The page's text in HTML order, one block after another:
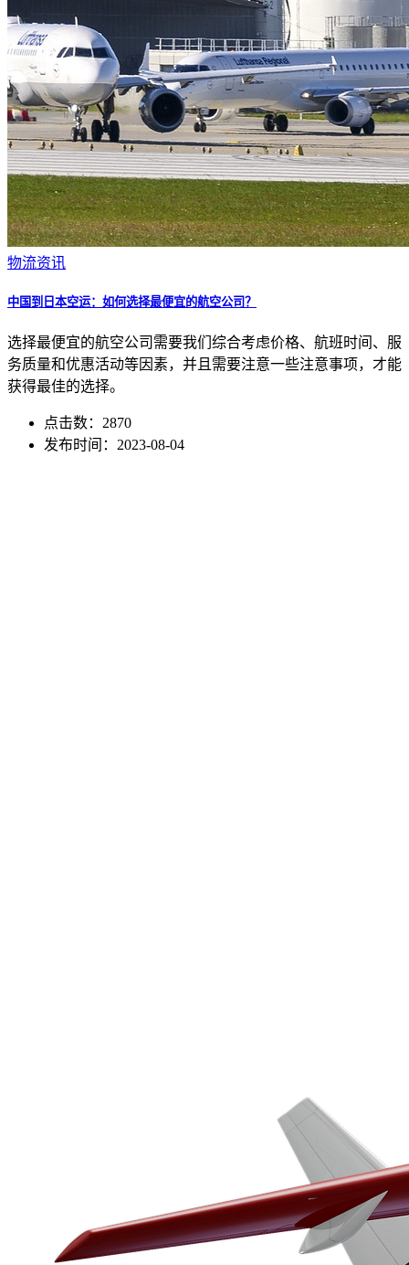
物流资讯
中国到日本空运：如何选择最便宜的航空公司？
选择最便宜的航空公司需要我们综合考虑价格、航班时间、服
务质量和优惠活动等因素，并且需要注意一些注意事项，才能
获得最佳的选择。
点击数：2870
发布时间：2023-08-04